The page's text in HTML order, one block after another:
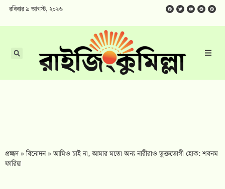
রবিবার ৯ আগস্ট, ২০২৬
প্রচ্ছদ»বিনোদন»আমিও চাই না, আমার মতো অন্য নারীরাও ভুক্তভোগী হোক: শবনম
ফারিয়া